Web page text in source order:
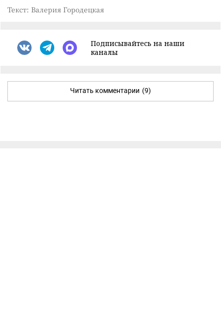
Текст: Валерия Городецкая
Подписывайтесь на наши
каналы
Читать комментарии (9)